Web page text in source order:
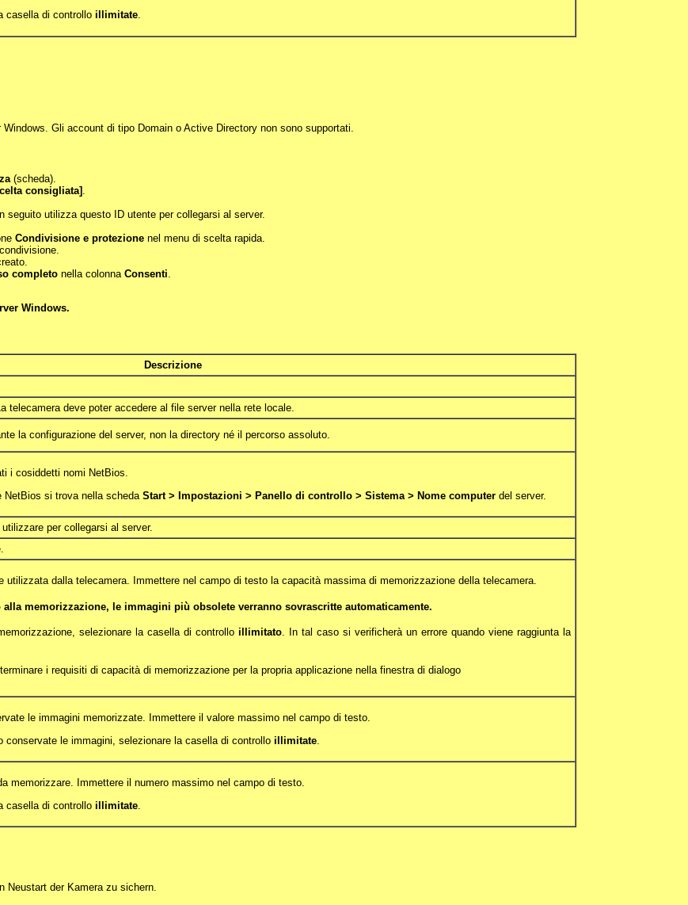
casella di controllo illimitate.
Windows. Gli account di tipo Domain o Active Directory non sono supportati.
(scheda).
consigliata]
seguito utilizza questo ID utente per collegarsi al server.
Condivisione e protezione nel menu di scelta rapida.
completo nella colonna Consenti
Windows.
Descrizione
telecamera deve poter accedere al file server nella rete locale.
la configurazione del server, non la directory né il percorso assoluto.
i cosiddetti nomi NetBios.
NetBios si trova nella scheda Start > Impostazioni > Panello di controllo > Sistema > Nome computer del server.
per collegarsi al server.
utilizzata dalla telecamera. Immettere nel campo di testo la capacità massima di memorizzazione della telecamera.
memorizzazione, le immagini più obsolete verranno sovrascritte automaticamente.
selezionare la casella di controllo illimitato . In tal caso si verificherà un errore quando viene raggiunta la
i requisiti di capacità di memorizzazione per la propria applicazione nella finestra di dialogo
le immagini memorizzate. Immettere il valore massimo nel campo di testo.
conservate le immagini, selezionare la casella di controllo illimitate
memorizzare. Immettere il numero massimo nel campo di testo.
casella di controllo illimitate
Neustart der Kamera zu sichern.